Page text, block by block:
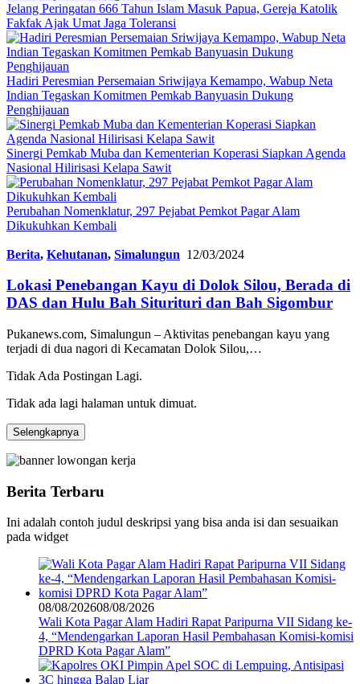
Jelang Peringatan 666 Tahun Islam Masuk Papua, Gereja Katolik
Fakfak Ajak Umat Jaga Toleransi
Hadiri Peresmian Persemaian Sriwijaya Kemampo, Wabup Neta
Indian Tegaskan Komitmen Pemkab Banyuasin Dukung
Penghijauan
Sinergi Pemkab Muba dan Kementerian Koperasi Siapkan Agenda
Nasional Hilirisasi Kelapa Sawit
Perubahan Nomenklatur, 297 Pejabat Pemkot Pagar Alam
Dikukuhkan Kembali
Berita, Kehutanan, Simalungun 12/03/2024
Lokasi Penebangan Kayu di Dolok Silou, Berada di
DAS dan Hulu Bah Siturituri dan Bah Sigombur
Pukanews.com, Simalungun – Aktivitas penebangan kayu yang
terjadi di dua nagori di Kecamatan Dolok Silou,…
Tidak Ada Postingan Lagi.
Tidak ada lagi halaman untuk dimuat.
Selengkapnya
Berita Terbaru
Ini adalah contoh judul deskripsi yang bisa anda isi dan sesuaikan
pada widget
08/08/202608/08/2026
Wali Kota Pagar Alam Hadiri Rapat Paripurna VII Sidang ke-
4, “Mendengarkan Laporan Hasil Pembahasan Komisi-komisi
DPRD Kota Pagar Alam”